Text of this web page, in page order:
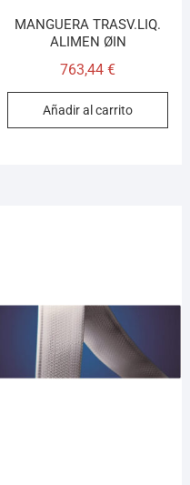
MANGUERA TRASV.LIQ.
ALIMEN ØIN
763,44€
Añadir al carrito